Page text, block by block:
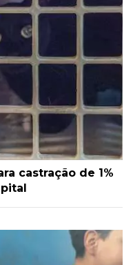
castração de 1%